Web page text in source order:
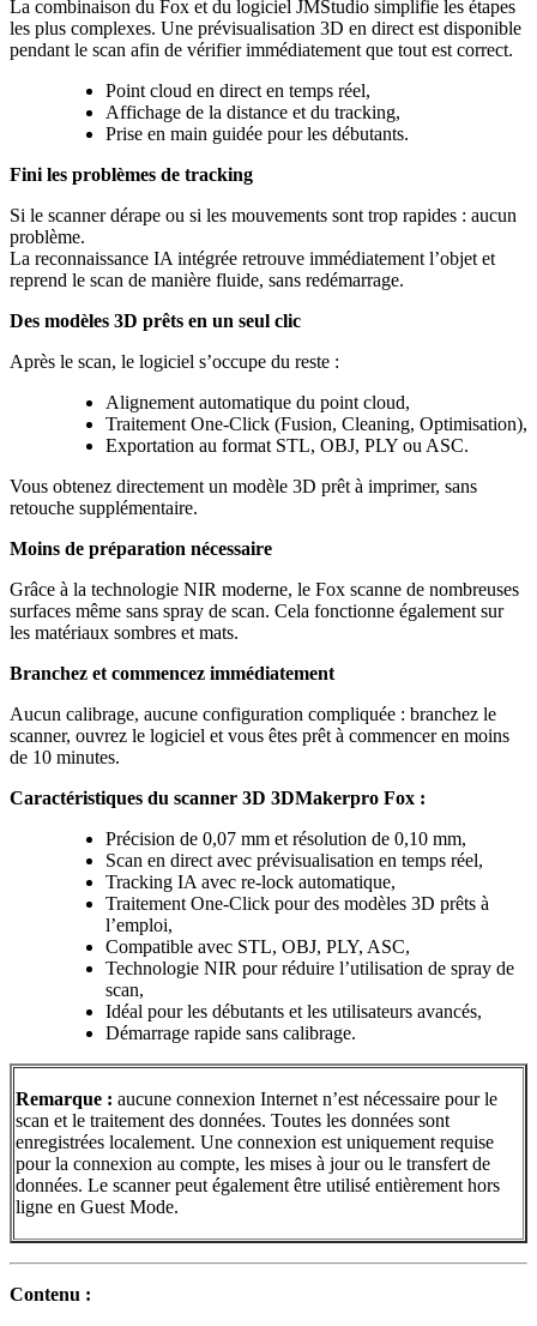
La combinaison du Fox et du logiciel JMStudio simplifie les étapes
les plus complexes. Une prévisualisation 3D en direct est disponible
pendant le scan afin de vérifier immédiatement que tout est correct.
Point cloud en direct en temps réel,
Affichage de la distance et du tracking,
Prise en main guidée pour les débutants.
Fini les problèmes de tracking
Si le scanner dérape ou si les mouvements sont trop rapides : aucun
problème.
La reconnaissance IA intégrée retrouve immédiatement l’objet et
reprend le scan de manière fluide, sans redémarrage.
Des modèles 3D prêts en un seul clic
Après le scan, le logiciel s’occupe du reste :
Alignement automatique du point cloud,
Traitement One-Click (Fusion, Cleaning, Optimisation),
Exportation au format STL, OBJ, PLY ou ASC.
Vous obtenez directement un modèle 3D prêt à imprimer, sans
retouche supplémentaire.
Moins de préparation nécessaire
Grâce à la technologie NIR moderne, le Fox scanne de nombreuses
surfaces même sans spray de scan. Cela fonctionne également sur
les matériaux sombres et mats.
Branchez et commencez immédiatement
Aucun calibrage, aucune configuration compliquée : branchez le
scanner, ouvrez le logiciel et vous êtes prêt à commencer en moins
de 10 minutes.
Caractéristiques du scanner 3D 3DMakerpro Fox :
Précision de 0,07 mm et résolution de 0,10 mm,
Scan en direct avec prévisualisation en temps réel,
Tracking IA avec re-lock automatique,
Traitement One-Click pour des modèles 3D prêts à
l’emploi,
Compatible avec STL, OBJ, PLY, ASC,
Technologie NIR pour réduire l’utilisation de spray de
scan,
Idéal pour les débutants et les utilisateurs avancés,
Démarrage rapide sans calibrage.
Remarque : aucune connexion Internet n’est nécessaire pour le
scan et le traitement des données. Toutes les données sont
enregistrées localement. Une connexion est uniquement requise
pour la connexion au compte, les mises à jour ou le transfert de
données. Le scanner peut également être utilisé entièrement hors
ligne en Guest Mode.
Contenu :